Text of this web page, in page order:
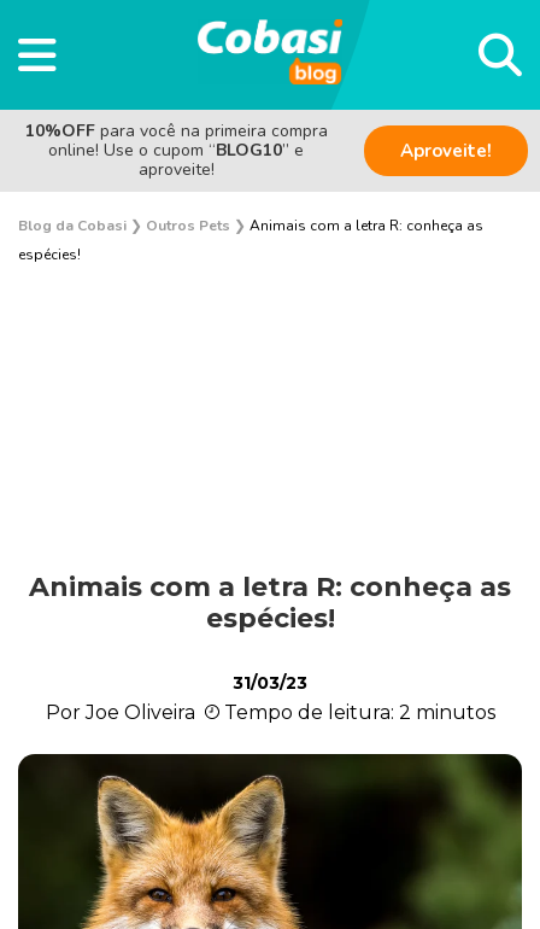
10%OFF para você na primeira compra
online! Use o cupom “BLOG10” e
aproveite!
Aproveite!
Blog da Cobasi ❯ Outros Pets ❯ Animais com a letra R: conheça as
espécies!
Exóticos e Silvestres
Mamíferos
Répteis
Roedores
Animais com a letra R: conheça as
espécies!
31/03/23
Por Joe Oliveira Tempo de leitura: 2 minutos